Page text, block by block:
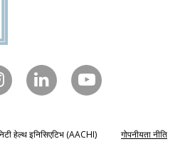
हेल्थ इनिसिएटिभ (AACHI)
गोपनीयता नीति